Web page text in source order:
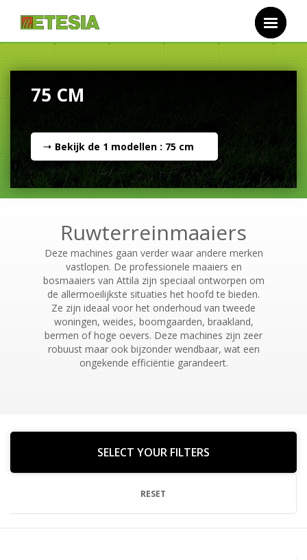
75 CM
Bekijk de 1 modellen : 75 cm
Ruwterreinmaaiers
Deze machines gaan verder waar andere merken
vastlopen. De professionele maaiers en
bosmaaiers van Attila zijn speciaal ontworpen om
de allermoeilijkste situaties het hoofd te bieden.
Ze zijn ideaal voor het onderhoud van tweede
woningen, weides, boomgaarden, braakland,
bermen of hoge oevers. Deze machines zijn zeer
robuust maar ook bijzonder wendbaar, wat een
ongekende efficiëntie garandeert.
SELECT YOUR FILTERS
RESET